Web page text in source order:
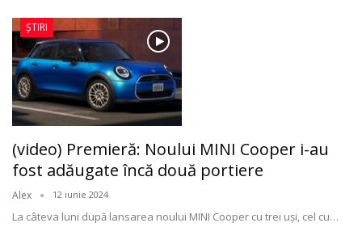
ȘTIRI
(video) Premieră: Noului MINI Cooper i-au
fost adăugate încă două portiere
Alex 12 iunie 2024
La câteva luni după lansarea noului MINI Cooper cu trei uși, cel cu…